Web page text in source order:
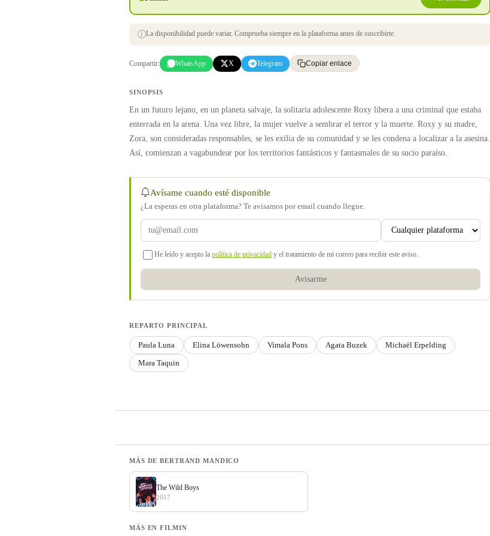
La disponibilidad puede variar. Comprueba siempre en la plataforma antes de suscribirte.
Compartir: WhatsApp X Telegram Copiar enlace
SINOPSIS
En un futuro lejano, en un planeta salvaje, la solitaria adolescente Roxy libera a una criminal que estaba
enterrada en la arena. Una vez libre, la mujer vuelve a sembrar el terror y la muerte. Roxy y su madre,
Zora, son consideradas responsables, se les exilia de su comunidad y se les condena a localizar a la asesina.
Así, comienzan a vagabundear por los territorios fantásticos y fantasmales de su sucio paraíso.
Avísame cuando esté disponible
¿La esperas en otra plataforma? Te avisamos por email cuando llegue.
He leído y acepto la política de privacidad y el tratamiento de mi correo para recibir este aviso.
Avisarme
REPARTO PRINCIPAL
Paula Luna Elina Löwensohn Vimala Pons Agata Buzek
Michaël Erpelding
Mara Taquin
MÁS DE BERTRAND MANDICO
The Wild Boys
2017
MÁS EN FILMIN